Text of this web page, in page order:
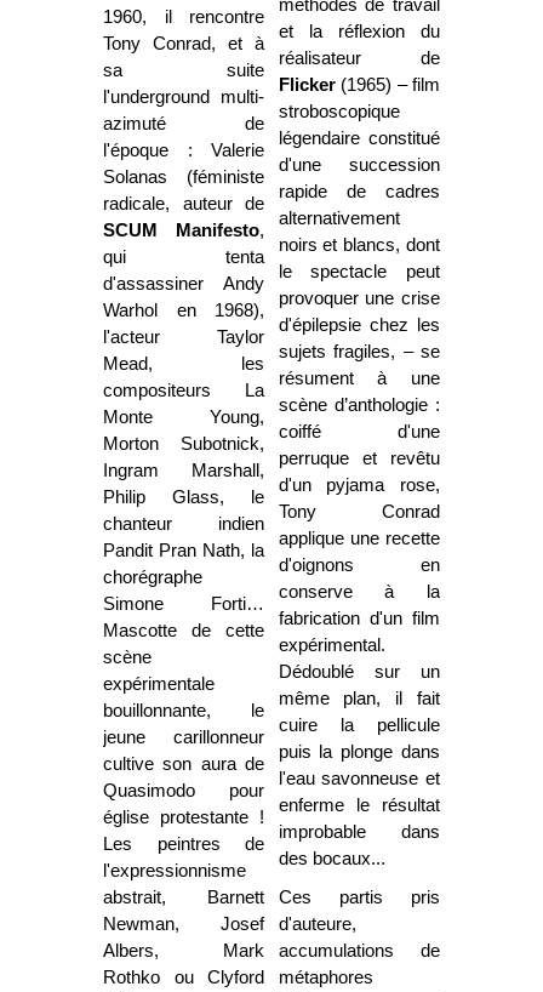
1960, il rencontre
Tony Conrad, et à
sa suite
l'underground multi-
azimuté de
l'époque : Valerie
Solanas (féministe
radicale, auteur de
SCUM Manifesto,
qui tenta
d'assassiner Andy
Warhol en 1968),
l'acteur Taylor
Mead, les
compositeurs La
Monte Young,
Morton Subotnick,
Ingram Marshall,
Philip Glass, le
chanteur indien
Pandit Pran Nath, la
chorégraphe
Simone Forti…
Mascotte de cette
scène
expérimentale
bouillonnante, le
jeune carillonneur
cultive son aura de
Quasimodo pour
église protestante !
Les peintres de
l'expressionnisme
abstrait, Barnett
Newman, Josef
Albers, Mark
Rothko ou Clyford
méthodes de travail
et la réflexion du
réalisateur de
Flicker(1965) – film
stroboscopique
légendaire constitué
d'une succession
rapide de cadres
alternativement
noirs et blancs, dont
le spectacle peut
provoquer une crise
d'épilepsie chez les
sujets fragiles, – se
résument à une
scène d’anthologie :
coiffé d'une
perruque et revêtu
d'un pyjama rose,
Tony Conrad
applique une recette
d'oignons en
conserve à la
fabrication d'un film
expérimental.
Dédoublé sur un
même plan, il fait
cuire la pellicule
puis la plonge dans
l'eau savonneuse et
enferme le résultat
improbable dans
des bocaux...
Ces partis pris
d'auteure,
accumulations de
métaphores